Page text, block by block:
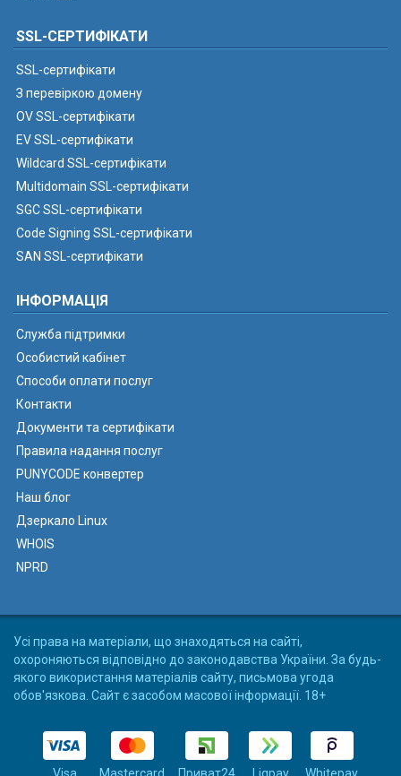
SSL-СЕРТИФІКАТИ
SSL-сертифікати
З перевіркою домену
OV SSL-сертифікати
EV SSL-сертифікати
Wildcard SSL-сертифікати
Multidomain SSL-сертифікати
SGC SSL-сертифікати
Code Signing SSL-сертифікати
SAN SSL-сертифікати
ІНФОРМАЦІЯ
Служба підтримки
Особистий кабінет
Способи оплати послуг
Контакти
Документи та сертифікати
Правила надання послуг
PUNYCODE конвертер
Наш блог
Дзеркало Linux
WHOIS
NPRD
Усі права на матеріали, що знаходяться на сайті,
охороняються відповідно до законодавства України. За будь-
якого використання матеріалів сайту, письмова угода
обов'язкова. Сайт є засобом масової інформації. 18+